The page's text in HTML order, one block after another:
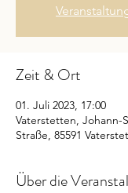
Zeit & Ort
01. Juli 2023, 17:00
Vaterstetten, Johann-
Straße, 85591
Über die